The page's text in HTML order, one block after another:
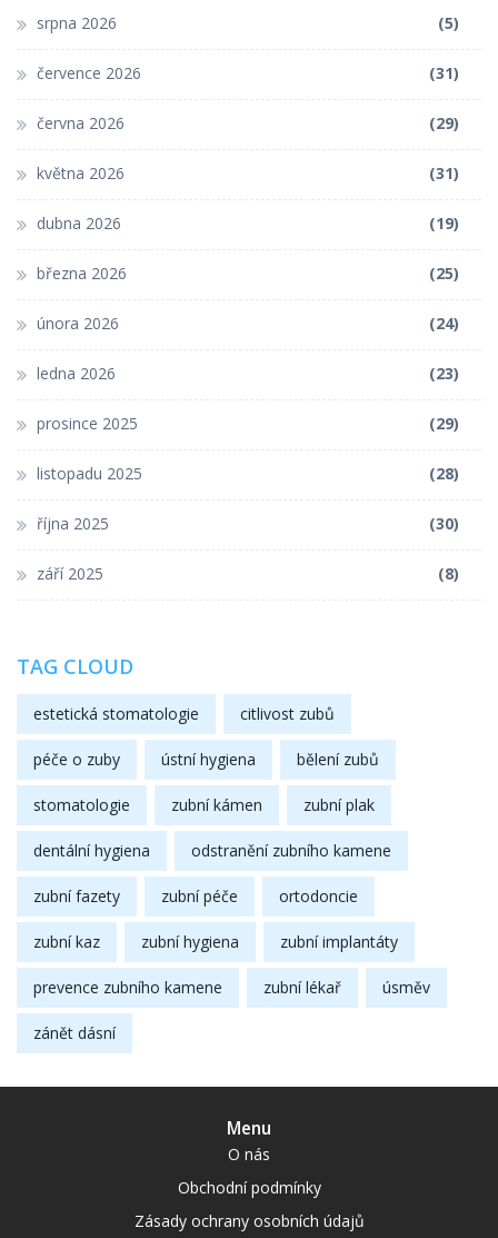
srpna 2026 (5)
července 2026 (31)
června 2026 (29)
května 2026 (31)
dubna 2026 (19)
března 2026 (25)
února 2026 (24)
ledna 2026 (23)
prosince 2025 (29)
listopadu 2025 (28)
října 2025 (30)
září 2025 (8)
TAG CLOUD
estetická stomatologie citlivost zubů
péče o zuby ústní hygiena bělení zubů
stomatologie zubní kámen zubní plak
dentální hygiena odstranění zubního kamene
zubní fazety zubní péče ortodoncie
zubní kaz zubní hygiena zubní implantáty
prevence zubního kamene zubní lékař úsměv
zánět dásní
Menu
O nás
Obchodní podmínky
Zásady ochrany osobních údajů